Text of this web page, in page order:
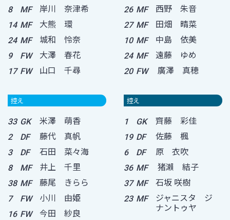
8 MF 岸川 奈津希
14 MF 大熊 環
24 MF 城和 怜奈
9 FW 大澤 春花
17 FW 山口 千尋
控え
33 GK 米澤 萌香
2 DF 藤代 真帆
3 DF 石田 菜々海
8 MF 井上 千里
38 MF 藤尾 きらら
7 FW 小川 由姫
16 FW 今田 紗良
26 MF 西野 朱音
27 MF 田畑 晴菜
10 MF 中島 依美
24 MF 遠藤 ゆめ
20 FW 廣澤 真穂
控え
1 GK 齊藤 彩佳
19 DF 佐藤 楓
6 DF 原 衣吹
36 MF 猪瀨 結子
37 MF 石坂 咲樹
23 MF ジャニスタ ジ
ナントゥヤ